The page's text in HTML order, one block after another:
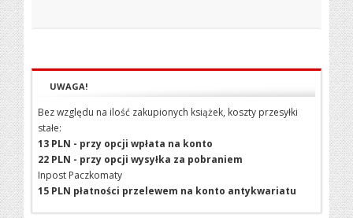
UWAGA!
Bez względu na ilość zakupionych książek, koszty przesyłki
stałe:
13 PLN - przy opcji wpłata na konto
22 PLN - przy opcji wysyłka za pobraniem
Inpost Paczkomaty
15 PLN płatności przelewem na konto antykwariatu